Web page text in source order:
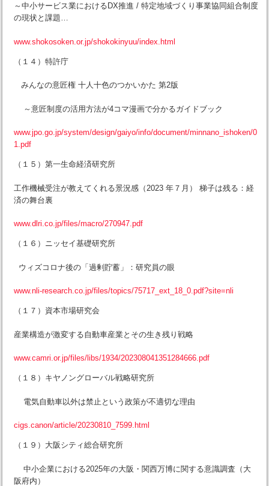
～中小サービス業におけるDX推進 / 特定地域づくり事業協同組合制度
の現状と課題…
www.shokosoken.or.jp/shokokinyuu/index.html
（１４）特許庁
みんなの意匠権 十人十色のつかいかた 第2版
～意匠制度の活用方法が4コマ漫画で分かるガイドブック
www.jpo.go.jp/system/design/gaiyo/info/document/minnano_ishoken/0
1.pdf
（１５）第一生命経済研究所
工作機械受注が教えてくれる景況感（2023 年７月） 梯子は残る：経
済の舞台裏
www.dlri.co.jp/files/macro/270947.pdf
（１６）ニッセイ基礎研究所
ウィズコロナ後の「過剰貯蓄」：研究員の眼
www.nli-research.co.jp/files/topics/75717_ext_18_0.pdf?site=nli
（１７）資本市場研究会
産業構造が激変する自動車産業とその生き残り戦略
www.camri.or.jp/files/libs/1934/202308041351284666.pdf
（１８）キヤノングローバル戦略研究所
電気自動車以外は禁止という政策が不適切な理由
cigs.canon/article/20230810_7599.html
（１９）大阪シティ総合研究所
中小企業における2025年の大阪・関西万博に関する意識調査（大
阪府内）